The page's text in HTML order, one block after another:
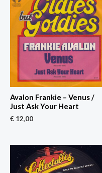
Avalon Frankie – Venus /
Just Ask Your Heart
€ 12,00